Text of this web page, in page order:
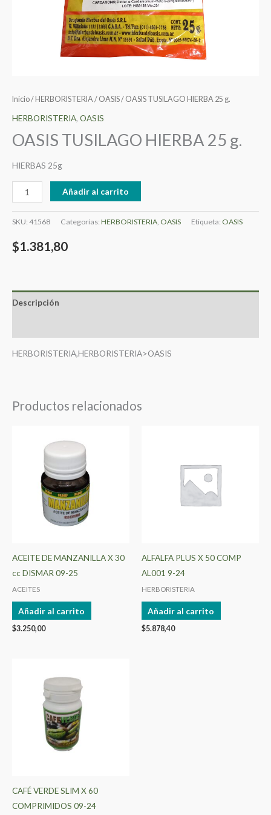
Inicio/ HERBORISTERIA/ OASIS/ OASIS TUSILAGO HIERBA 25 g.
HERBORISTERIA, OASIS
OASIS TUSILAGO HIERBA 25 g.
HIERBAS 25g
Añadir al carrito
SKU: 41568 Categorías: HERBORISTERIA OASIS Etiqueta: OASIS
$1.381,80
Descripción
HERBORISTERIA,HERBORISTERIA>OASIS
Productos relacionados
ACEITE DE MANZANILLA X 30
cc DISMAR 09-25
ACEITES
Añadir al carrito
$3.250,00
ALFALFA PLUS X 50 COMP
AL001 9-24
HERBORISTERIA
Añadir al carrito
$5.878,40
CAFÉ VERDE SLIM X 60
COMPRIMIDOS 09-24